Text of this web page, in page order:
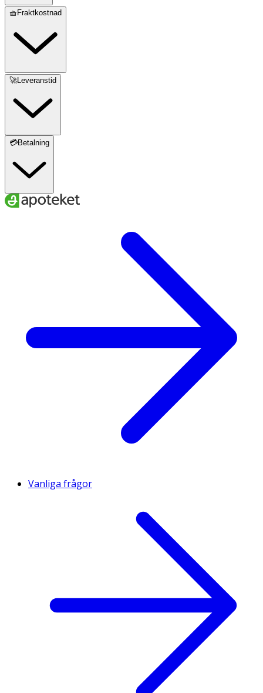
🧺Fraktkostnad
🚀Leveranstid
💳Betalning
Vanliga frågor